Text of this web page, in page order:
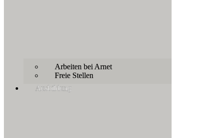
Arbeiten bei Arnet
Freie Stellen
Ausbildung